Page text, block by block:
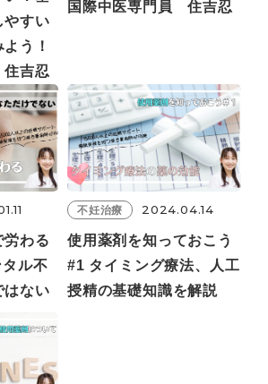
やすい
う！
住吉忍
国際中医専門員 住吉忍
労わる
ル不
はない
不妊治療 2024.04.14
使用薬剤を知っておこう
#1 タイミング療法、人工
授精の基礎知識を解説